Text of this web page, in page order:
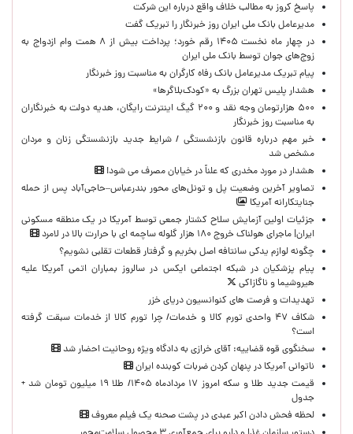
پاسخ کروز به مطالب خلاف واقع درباره این شرکت
مدیرعامل بانک ملی ایران روز خبرنگار را تبریک گفت
در چهار ماه نخست ۱۴۰۵ رقم خورد؛ پرداخت بیش از ۸ همت وام ازدواج به
زوج‌های جوان توسط بانک ملی ایران
پیام تبریک مدیرعامل بانک رفاه کارگران به مناسبت روز خبرنگار
هشدار پلیس تهران بزرگ به «کودک‌بلاگرها»
۵۰۰ هزارتومان وجه نقد و ۲۰۰ گیگ اینترنت رایگان، هدیه دولت به خبرنگاران
به مناسبت روز خبرنگار
خبر مهم درباره قانون بازنشستگی / شرایط جدید بازنشستگی زنان و مردان
مشخص شد
هشدار در مورد مخدری که علناً در خیابان مصرف می شود!
تصاویر آخرین وضعیت پل و تونل‌های محور بندرعباس–حاجی‌آباد پس از حمله
جنایتکارانه آمریکا
جزئیات اولین آزمایش سلاح کشتار جمعی توسط آمریکا در یک منطقه مسکونی
ایران| ماجرای هولناک خروج ۱۸۰ هزار گلوله ساچمه ای با حرارت بالا در لامرد
چگونه لوازم یدکی سانتافه اصل بخریم و گرفتار قطعات تقلبی نشویم؟
پیام پزشکیان در شبکه اجتماعی ایکس در سالروز بمباران اتمی آمریکا علیه
هیروشیما و ناگازاکی
تهدیدات و فرصت های کنوانسیون دریای خزر
شکاف ۴۷ واحدی تورم کالا و خدمات/ چرا تورم کالا از خدمات سبقت گرفته
است؟
سخنگوی قوه قضاییه: آقای خرازی به دادگاه ویژه روحانیت احضار شد
ناتوانی آمریکا در پنهان کردن ضربات کوبنده ایران
قیمت جدید طلا و سکه امروز ۱۷ مردادماه ۱۴۰۵/ طلا ۱۹ میلیون تومان شد +
جدول
لحظه‌ فحش دادن اکبر عبدی در پشت صحنه یک فیلم معروف